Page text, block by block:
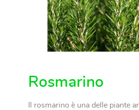
Rosmarino
Il rosmarino è una delle piante